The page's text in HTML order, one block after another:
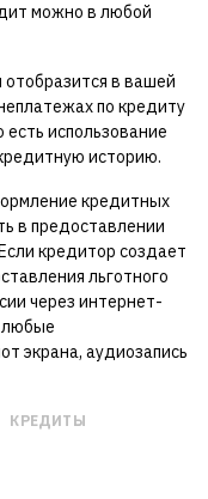
можно в любой
в вашей
по кредиту
использование
историю.
кредитных
в предоставлении
кредитор создает
льготного
через интернет-
любые
экрана, аудиозапись
КРЕДИТЫ